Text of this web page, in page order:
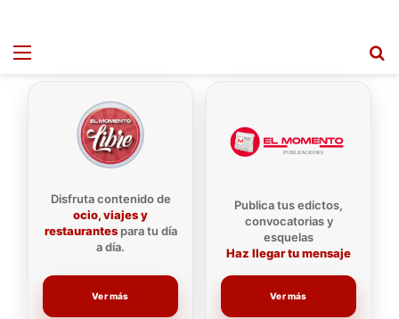
Menu
Disfruta contenido de
ocio, viajes y
restaurantespara tu día
a día.
Ver más
Publica tus edictos,
convocatorias y
esquelas
Haz llegar tu mensaje
Ver más